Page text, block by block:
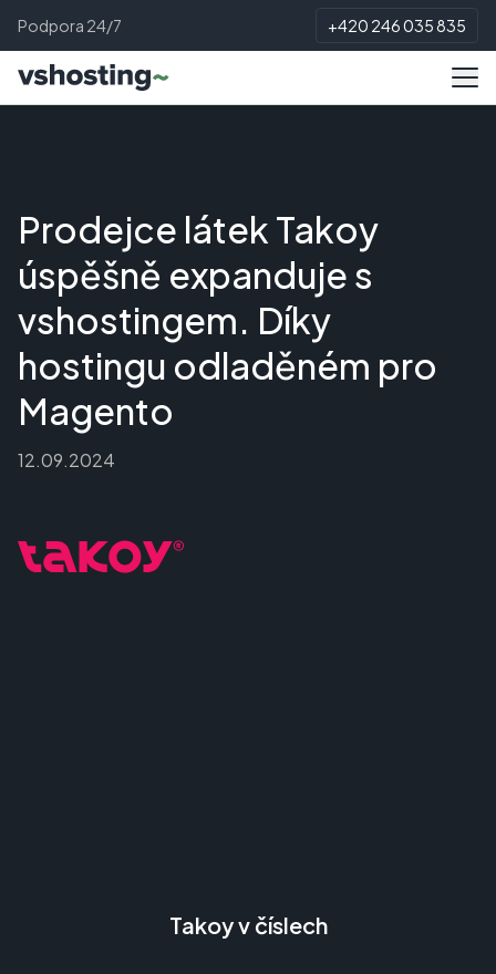
Podpora 24/7 +420 246 035 835
Prodejce látek Takoy
úspěšně expanduje s
vshostingem. Díky
hostingu odladěném pro
Magento
12.09.2024
Takoy v číslech